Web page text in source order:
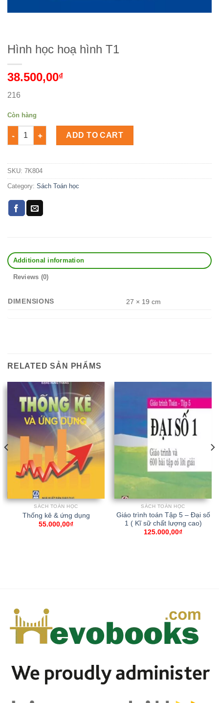
Hình học hoạ hình T1
38.500,00₫
216
Còn hàng
Hình học hoạ hình T1 Số lượng
ADD TO CART
SKU: 7K804
Category: Sách Toán học
Additional information
Reviews (0)
DIMENSIONS 27 × 19 cm
RELATED SẢN PHẨMS
SÁCH TOÁN HỌC
Thống kê & ứng dụng
55.000,00₫
SÁCH TOÁN HỌC
Giáo trình toán Tập 5 – Đại số
1 ( Kĩ sữ chất lượng cao)
125.000,00₫